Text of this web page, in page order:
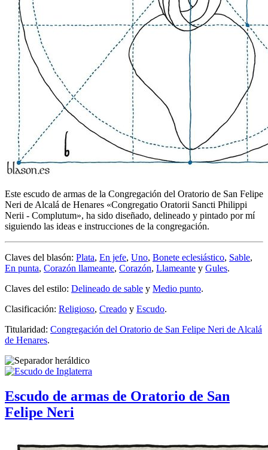
Este escudo de armas de la Congregación del Oratorio de San Felipe
Neri de Alcalá de Henares «Congregatio Oratorii Sancti Philippi
Nerii - Complutum», ha sido diseñado, delineado y pintado por mí
siguiendo las ideas e instrucciones de la congregación.
Claves del blasón: Plata, En jefe, Uno, Bonete eclesiástico, Sable,
En punta, Corazón llameante, Corazón, Llameante y Gules.
Claves del estilo: Delineado de sable y Medio punto.
Clasificación: Religioso, Creado y Escudo.
Titularidad: Congregación del Oratorio de San Felipe Neri de Alcalá
de Henares.
Escudo de armas de Oratorio de San
Felipe Neri